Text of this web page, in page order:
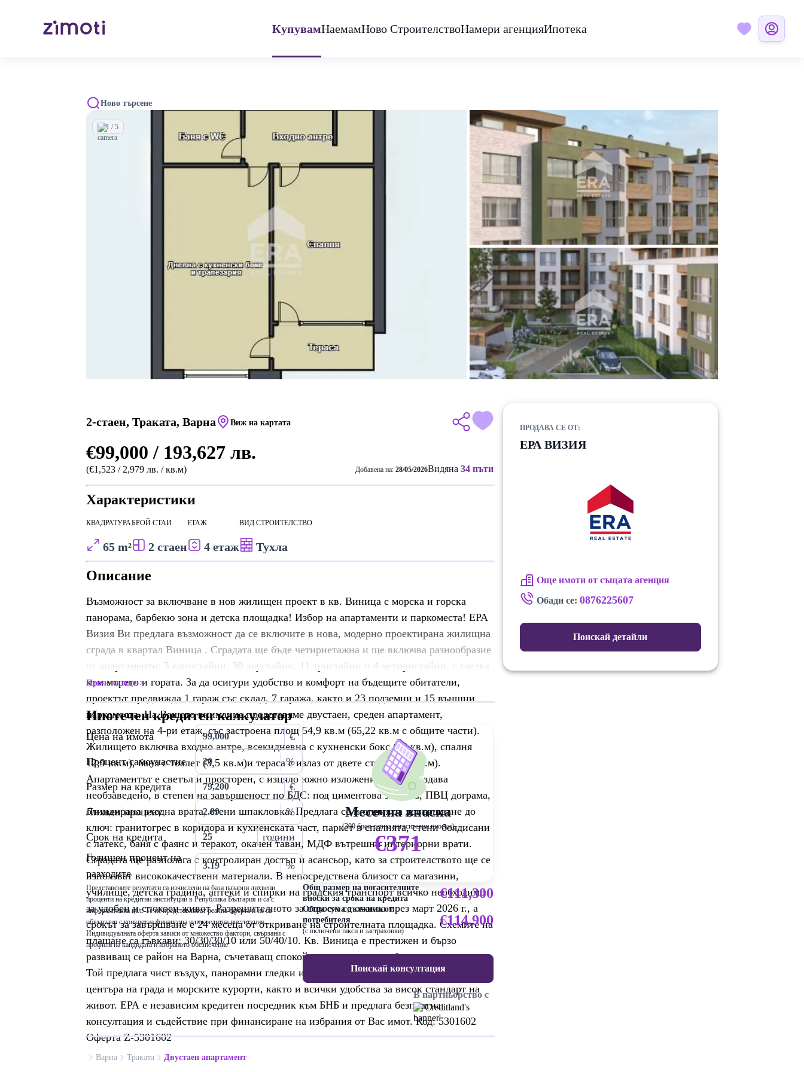
КупувамНаемамНово СтроителствоНамери агенцияИпотека
Ново търсене
1 / 5
2-стаен, Траката, Варна Виж на картата
€99,000 / 193,627 лв.
(€1,523 / 2,979 лв. / кв.м) Добавена на: 28/05/2026Видяна 34 пъти
Характеристики
КВАДРАТУРА
65 m²
БРОЙ СТАИ
2 стаен
ЕТАЖ
4 етаж
ВИД СТРОИТЕЛСТВО
Тухла
Описание
Възможност за включване в нов жилищен проект в кв. Виница с морска и горска
панорама, барбекю зона и детска площадка! Избор на апартаменти и паркоместа! ЕРА
Визия Ви предлага възможност да се включите в новa, модерно проектиранa жилищна
сграда в квартал Виница . Сградата ще бъде четириетажна и ще включва разнообразие
от апартаменти: 3 едностайни, 30 двустайни, 11 тристайни и 4 четиристайни, с гледка
към морето и гората. За да осигури удобство и комфорт на бъдещите обитатели,
проектът предвижда 1 гараж със склад, 7 гаража, както и 23 подземни и 15 външни
паркоместа. На Вашето внимание представяме двустаен, среден апартамент,
разположен на 4-ри етаж, със застроена площ 54,9 кв.м (65,22 кв.м с общите части).
Жилището включва входно антре, всекидневна с кухненски бокс (20 кв.м), спалня
12,9 кв.м), баня с тоалет (3,5 кв.м)и тераса с излаз от двете стаи (12,9 кв.м).
Апартаментът е светъл и просторен, с изцяло южно изложение. Ще се издава
необзаведено, в степен на завършеност по БДС: под циментова замазка, ПВЦ дограма,
блиндирана входна врата, стени шпакловка. Предлага се и опция за довършване до
ключ: гранитогрес в коридора и кухненската част, паркет в спалнята, стени боядисани
с латекс, баня с фаянс и теракот, окачен таван, МДФ вътрешни интериорни врати.
Сградата ще разполага с контролиран достъп и асансьор, като за строителството ще се
използват висококачествени материали. В непосредствена близост са магазини,
училище, детска градина, аптеки и спирки на градския транспорт всичко необходимо
за удобен и спокоен живот. Разрешителното за строеж се очаква през март 2026 г., а
срокът за завършване е 24 месеца от откриване на строителната площадка. Схемите на
плащане са гъвкави: 30/30/30/10 или 50/40/10. Кв. Виница е престижен и бързо
развиващ се район на Варна, съчетаващ спокойствие, зеленина и близост до морето.
Той предлага чист въздух, панорамни гледки и модерно строителство, с бърз достъп до
центъра на града и морските курорти, както и всички удобства за висок стандарт на
живот. ЕРА е независим кредитен посредник към БНБ и предлага безплатна
консултация и съдействие при финансиране на избрания от Вас имот. Код: 5301602
Оферта Z-5301602
Прочети още
Ипотечен кредитен калкулатор
Цена на имота €
Процент самоучастие %
Размер на кредита €
Лихвен процент %
Срок на кредита
години
Годишен процент на
разходите
%
Представените резултати са изчислени на база пазарни лихвени
проценти на кредитни институции в Република България и са с
информативна цел. Те не представляват реална оферта и не са
обвързани с конкретна финансова или кредитна институция.
Индивидуалната оферта зависи от множество фактори, свързани с
профила на кандидата и избраното обезпечение
Месечна вноска
(300 броя равни погасителни вноски)
€371
Общ размер на погасителните
вноски за срока на кредита
€111,300
Обща сума дължима от
потребителя
(с включени такси и застраховки)
€114,900
Поискай консултация
В партньорство с
ПРОДАВА СЕ ОТ:
ЕРА ВИЗИЯ
Още имоти от същата агенция
Обади се: 0876225607
Поискай детайли
Варна Траката Двустаен апартамент